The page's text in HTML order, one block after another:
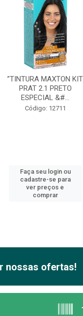
”TINTURA MAXTON KIT
PRAT 2.1 PRETO
ESPECIAL &#...
Código: 12711
Faça seu login ou
cadastre-se para
ver preços e
comprar
nossas ofertas!